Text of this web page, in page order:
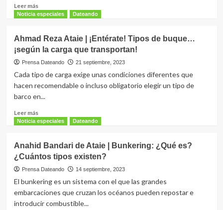
cajas
las
embarcaciones!
Leer másLeer
más
Ataie
Bandari
|
¡Entérate!
5
curiosidades
transporte
marítimo!
Noticia especiales Dateando
Ahmad Reza Ataie | ¡Entérate! Tipos de buque…
¡según la carga que transportan!
Prensa Dateando 21 septiembre, 2023
Cada tipo de carga exige unas condiciones diferentes que
hacen recomendable o incluso obligatorio elegir un tipo de
barco en...
Leer másLeer
más
Reza
Ataie
|
¡Entérate!
Tipos
de
buque…
Noticia especiales Dateando
Anahid Bandari de Ataie | Bunkering: ¿Qué es?
¿Cuántos tipos existen?
Prensa Dateando 14 septiembre, 2023
El bunkering es un sistema con el que las grandes
embarcaciones que cruzan los océanos pueden repostar e
introducir combustible...